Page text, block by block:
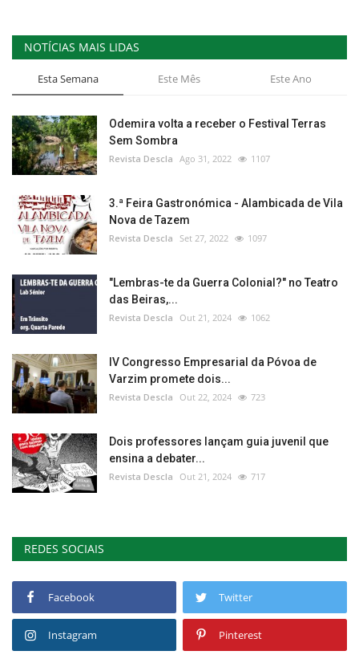
NOTÍCIAS MAIS LIDAS
Esta Semana Este Mês Este Ano
Odemira volta a receber o Festival Terras
Sem Sombra
Revista Descla Ago 31, 2022 1107
3.ª Feira Gastronómica - Alambicada de Vila
Nova de Tazem
Revista Descla Set 27, 2022 1097
"Lembras-te da Guerra Colonial?" no Teatro
das Beiras,...
Revista Descla Out 21, 2024 1062
IV Congresso Empresarial da Póvoa de
Varzim promete dois...
Revista Descla Out 22, 2024 723
Dois professores lançam guia juvenil que
ensina a debater...
Revista Descla Out 21, 2024 717
REDES SOCIAIS
Facebook Twitter
Instagram Pinterest